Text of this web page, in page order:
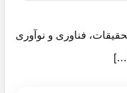
فناوری و نوآوری